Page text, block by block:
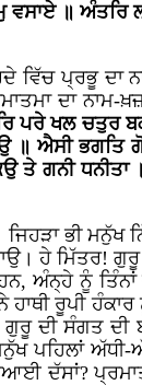
ਵਸਾਏ ॥
ਪ੍ਰਭੂ ਦਾ
ਦਾ ਨਾਮ-
ਪਰੇ ਖਲ ਚਤੁਰ
ਐਸੀ ਭਗਤਿ
ਧਨੀਤਾ
ਭੀ ਮਨੁੱਖ
ਹੇ ਮਿੱਤਰ!
ਨੂੰ ਤਿੰਨਾਂ
ਹਾਥੀ ਰੂਪੀ
ਦੀ ਸੰਗਤ ਦੀ
ਪਹਿਲਾਂ
ਦੱਸਾਂ?